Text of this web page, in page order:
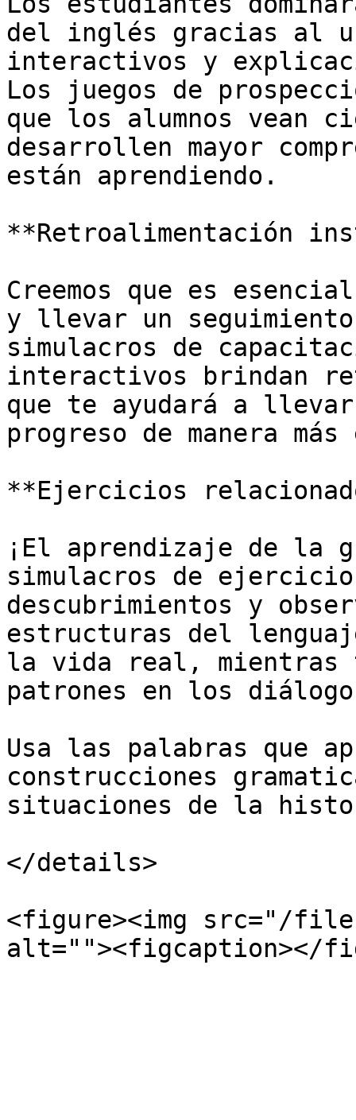
del inglés gracias al
interactivos y
Los juegos de
que los alumnos vean
desarrollen mayor
están aprendiendo.
**Retroalimentación
Creemos que es
y llevar un
simulacros de
interactivos brindan
que te ayudará a
progreso de manera
**Ejercicios
¡El aprendizaje de la
simulacros de
descubrimientos y
estructuras del
la vida real, mientras
patrones en los
Usa las palabras que
construcciones
situaciones de la
</details>
<figure><img src="/files/